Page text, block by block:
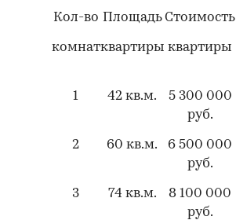
Кол-во
комнат
Площадь
квартиры
Стоимость
квартиры
1 42 кв.м.
5 300 000
руб.
2 60 кв.м.
6 500 000
руб.
3 74 кв.м.
8 100 000
руб.